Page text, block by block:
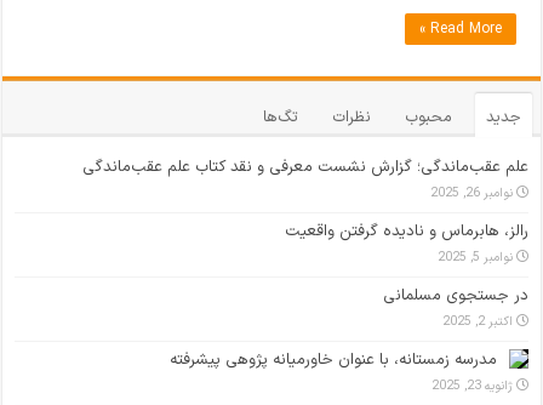
Read More »
جدید محبوب نظرات تگ‌ها
علم عقب‌ماندگی؛ گزارش نشست معرفی و نقد کتاب علم عقب‌ماندگی
نوامبر 26, 2025
رالز، هابرماس و نادیده گرفتن واقعیت
نوامبر 5, 2025
در جستجوی مسلمانی
اکتبر 2, 2025
مدرسه زمستانه، با عنوان خاورمیانه پژوهی پیشرفته
ژانویه 23, 2025